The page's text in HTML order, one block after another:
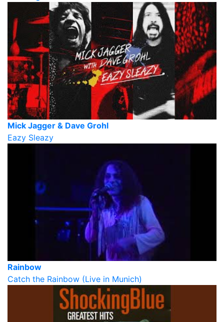
Mick Jagger & Dave Grohl
Eazy Sleazy
Rainbow
Catch the Rainbow (Live in Munich)